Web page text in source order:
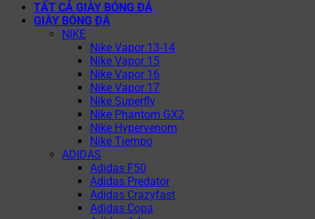
TẤT CẢ GIÀY BÓNG ĐÁ
GIÀY BÓNG ĐÁ
NIKE
Nike Vapor 13-14
Nike Vapor 15
Nike Vapor 16
Nike Vapor 17
Nike Superfly
Nike Phantom GX2
Nike Hypervenom
Nike Tiempo
ADIDAS
Adidas F50
Adidas Predator
Adidas Crazyfast
Adidas Copa